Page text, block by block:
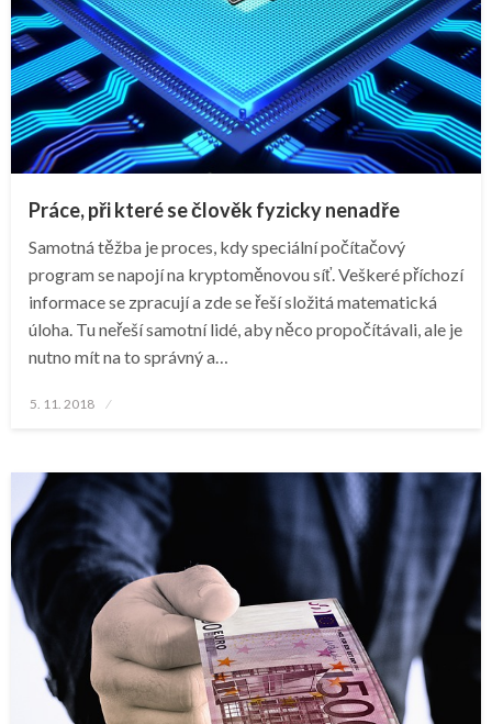
Práce, při které se člověk fyzicky nenadře
Samotná těžba je proces, kdy speciální počítačový
program se napojí na kryptoměnovou síť. Veškeré příchozí
informace se zpracují a zde se řeší složitá matematická
úloha. Tu neřeší samotní lidé, aby něco propočítávali, ale je
nutno mít na to správný a…
Posted
5. 11. 2018